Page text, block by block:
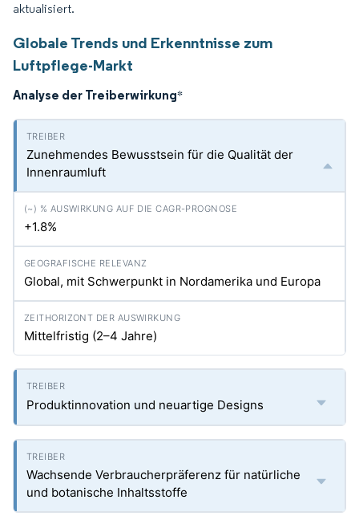
aktualisiert.
Globale Trends und Erkenntnisse zum
Luftpflege-Markt
Analyse der Treiberwirkung*
Zunehmendes Bewusstsein für die Qualität der
Innenraumluft
+1.8%
Global, mit Schwerpunkt in Nordamerika und Europa
Mittelfristig (2–4 Jahre)
Produktinnovation und neuartige Designs
Wachsende Verbraucherpräferenz für natürliche
und botanische Inhaltsstoffe